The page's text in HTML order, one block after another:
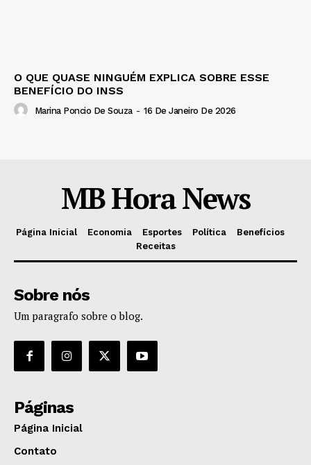
O QUE QUASE NINGUÉM EXPLICA SOBRE ESSE
BENEFÍCIO DO INSS
Marina Poncio De Souza - 16 De Janeiro De 2026
MB Hora News
Página Inicial Economia Esportes Política
Benefícios
Receitas
Sobre nós
Um paragrafo sobre o blog.
Páginas
Página Inicial
Contato